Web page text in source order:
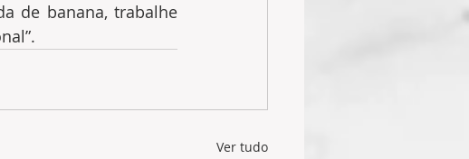
de banana, trabalhe
Ver tudo